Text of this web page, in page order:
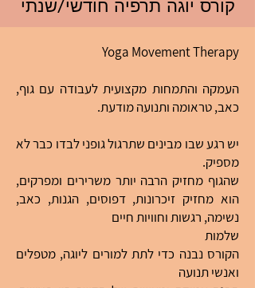
קורס יוגה תרפיה חודשי/שנתי
Yoga Movement Therapy
העמקה והתמחות מקצועית לעבודה עם גוף,
כאב, טראומה ותנועה מודעת.
יש רגע שבו מבינים שתרגול גופני לבדו כבר לא
מספיק.
שהגוף מחזיק הרבה יותר משרירים ומפרקים,
הוא מחזיק זיכרונות, דפוסים, הגנות, כאב,
נשימה, רגשות וחוויות חיים
שלמות
הקורס נבנה כדי לתת למורים ליוגה, מטפלים
ואנשי תנועה